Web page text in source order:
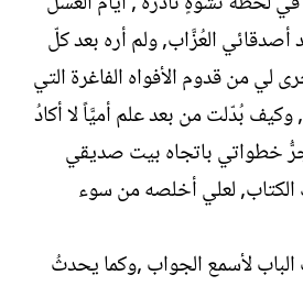
أصدقائي العُزَّاب, ولم أره بعد كلّ
لي من قدوم الأفواه الفاغرة التي
بُدّلت من بعد علم أميَّاً لا أكادُ
خطواتي باتجاه بيت صديقي
لعلي أخلصه من سوء
لأسمع الجواب ,وكما يحدثُ